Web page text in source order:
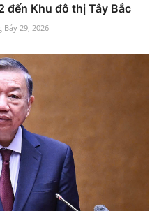
đến Khu đô thị Tây Bắc
Bảy 29, 2026